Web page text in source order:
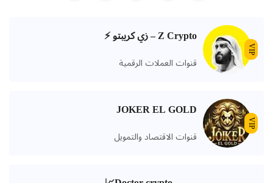
VIP
Z Crypto – زي كريبتو ⚡️
قنوات العملات الرقمية
VIP
JOKER EL GOLD
قنوات الاقتصاد والتمويل